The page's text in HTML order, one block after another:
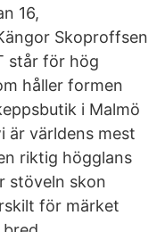
16,
Skoproffsen
står för hög
håller formen
i Malmö
är världens mest
riktig högglans
stöveln skon
för märket